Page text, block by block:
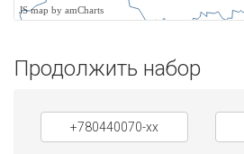
JS map by amCharts
Продолжить набор
+780440070-xx